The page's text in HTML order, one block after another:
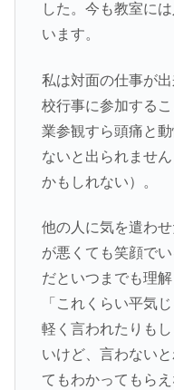
した。今も教室に
います。
私は対面の仕事が
校行事に参加する
業参観すら頭痛と
ないと出られませ
かもしれない）。
他の人に気を遣わ
が悪くても笑顔で
だといつまでも理
「これくらい平気
軽く言われたりも
いけど、言わない
てもわかってもら